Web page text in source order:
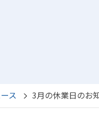
ス 3月の休業日のお